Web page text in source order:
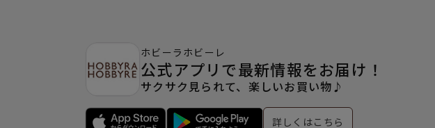
ホビーラホビーレ
公式アプリで最新情報をお届け！
サクサク見られて、楽しいお買い物♪
詳しくはこちら